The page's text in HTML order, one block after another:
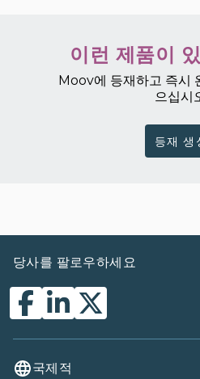
이런 제품이
Moov에 등재하고 즉시
으십시
등재 생
당사를 팔로우하세요
국제적